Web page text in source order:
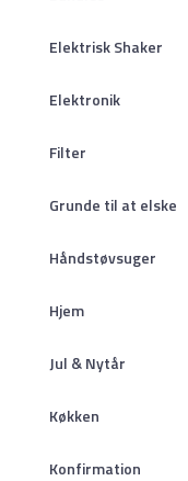
Elektrisk Shaker
Elektronik
Filter
Grunde til at elske
Håndstøvsuger
Hjem
Jul & Nytår
Køkken
Konfirmation